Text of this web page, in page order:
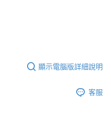
顯示電腦版詳細說明
客服